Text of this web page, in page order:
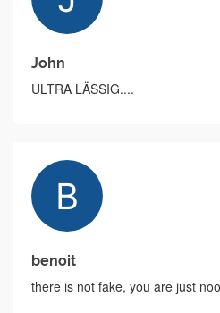
John
ULTRA LÄSSIG....
benoit
there is not fake, you are just